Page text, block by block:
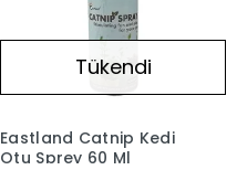
Tükendi
Eastland Catnip Kedi
Otu Sprey 60 Ml